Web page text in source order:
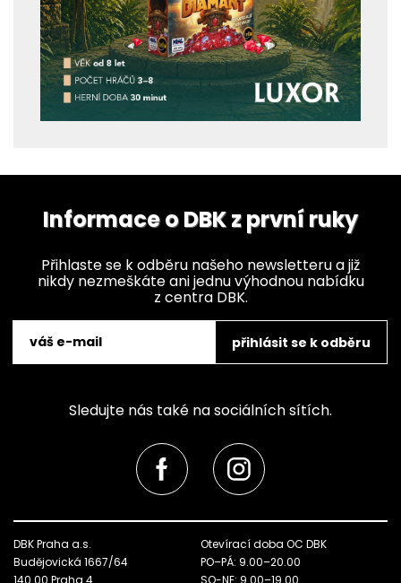
Informace o DBK z první ruky
Přihlaste se k odběru našeho newsletteru a již
nikdy nezmeškáte ani jednu výhodnou nabídku
z centra DBK.
přihlásit se k odběru
Sledujte nás také na sociálních sítích.
DBK Praha a.s.
Budějovická 1667/64
140 00 Praha 4
Otevírací doba OC DBK
PO–PÁ: 9.00–20.00
SO-NE: 9.00–19.00